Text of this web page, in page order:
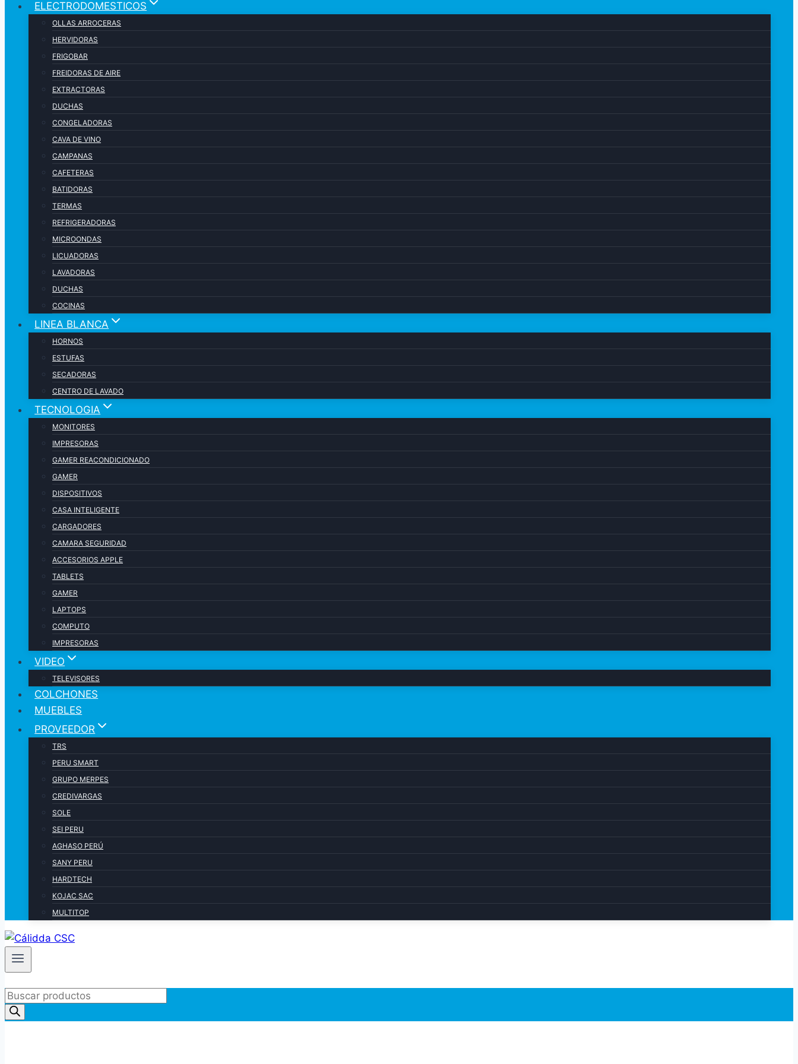
ELECTRODOMESTICOS
OLLAS ARROCERAS
HERVIDORAS
FRIGOBAR
FREIDORAS DE AIRE
EXTRACTORAS
DUCHAS
CONGELADORAS
CAVA DE VINO
CAMPANAS
CAFETERAS
BATIDORAS
TERMAS
REFRIGERADORAS
MICROONDAS
LICUADORAS
LAVADORAS
DUCHAS
COCINAS
LINEA BLANCA
HORNOS
ESTUFAS
SECADORAS
CENTRO DE LAVADO
TECNOLOGIA
MONITORES
IMPRESORAS
GAMER REACONDICIONADO
GAMER
DISPOSITIVOS
CASA INTELIGENTE
CARGADORES
CAMARA SEGURIDAD
ACCESORIOS APPLE
TABLETS
GAMER
LAPTOPS
COMPUTO
IMPRESORAS
VIDEO
TELEVISORES
COLCHONES
MUEBLES
PROVEEDOR
TRS
PERU SMART
GRUPO MERPES
CREDIVARGAS
SOLE
SEI PERU
AGHASO PERÚ
SANY PERU
HARDTECH
KOJAC SAC
MULTITOP
Products
search